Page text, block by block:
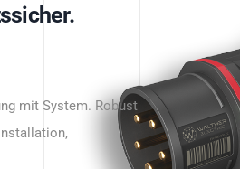
Stromverteilung
hier.
mit System. Robust
geschützt und